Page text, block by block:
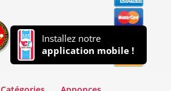
Installez notre
application mobile !